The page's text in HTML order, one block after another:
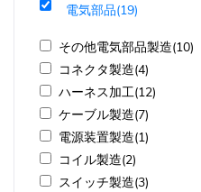
電気部品(19)
その他電気部品製造(10)
コネクタ製造(4)
ハーネス加工(12)
ケーブル製造(7)
電源装置製造(1)
コイル製造(2)
スイッチ製造(3)